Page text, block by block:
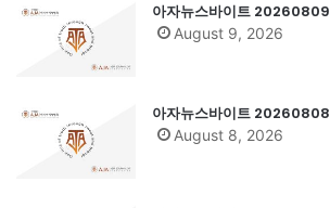
아자뉴스바이트 20260809
August 9, 2026
아자뉴스바이트 20260808
August 8, 2026